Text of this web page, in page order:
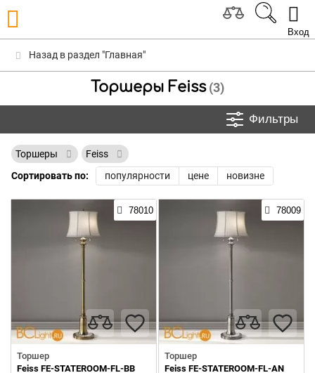
Вход
Назад в раздел "Главная"
Торшеры Feiss(3)
Фильтры
Торшеры
Feiss
Сортировать по:
популярности цене новизне
78010
Торшер
Feiss FE-STATEROOM-FL-BB
78009
Торшер
Feiss FE-STATEROOM-FL-AN